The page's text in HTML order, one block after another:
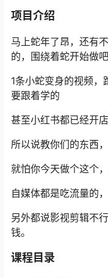
项目介绍
马上蛇年了昂，还有
的，围绕着蛇开始做吧
1条小蛇变身的视频
要跟着学的
甚至小红书都已经开
所以说教你们的东西
就怕你今天做个这个
自媒体都是吃流量的
另外都说影视剪辑不
钱。
课程目录